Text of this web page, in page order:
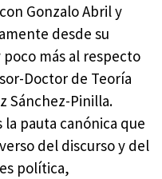
Gonzalo Abril y
desde su
más al respecto
Doctor de Teoría
Sánchez-Pinilla.
pauta canónica que
del discurso y del
política,